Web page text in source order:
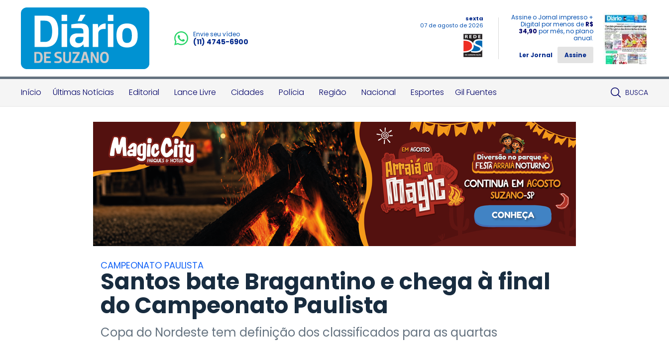
Envie seu vídeo
(11) 4745-6900
sexta
07 de agosto de 2026
Assine o Jornal impresso +
Digital por menos de R$
34,90 por mês, no plano
anual.
Ler Jornal
Assine
Início Últimas Notícias Editorial Lance Livre Cidades Polícia Região Nacional Esportes Gil Fuentes BUSCA
CAMPEONATO PAULISTA
Santos bate Bragantino e chega à final
do Campeonato Paulista
Copa do Nordeste tem definição dos classificados para as quartas